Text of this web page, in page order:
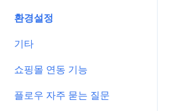
환경설정
기타
쇼핑몰 연동 기능
플로우 자주 묻는 질문